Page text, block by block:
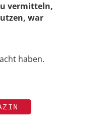
vermitteln,
war
haben.